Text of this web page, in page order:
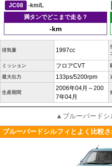
JC08
-km/L
満タンでどこまで走る？
-km
排気量 1997cc
ミッション フロアCVT
最大出力 133ps/5200rpm
生産期間
2006年04月～200
7年04月
▲ブルーバードシ
ブルーバードシルフィとよく比較